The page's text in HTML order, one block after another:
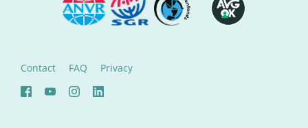
Contact FAQ Privacy